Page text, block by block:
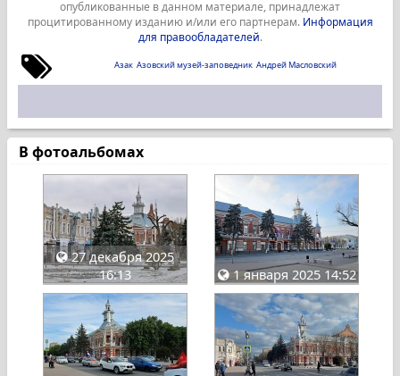
опубликованные в данном материале, принадлежат
процитированному изданию и/или его партнерам. Информация
для правообладателей.
Азак Азовский музей-заповедник Андрей Масловский
В фотоальбомах
27 декабря 2025
16:13
1 января 2025 14:52